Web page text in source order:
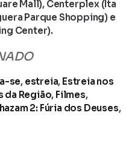
Mall), Centerplex (Ita
Parque Shopping) e
Center).
se, estreia, Estreia nos
da Região, Filmes,
2: Fúria dos Deuses,